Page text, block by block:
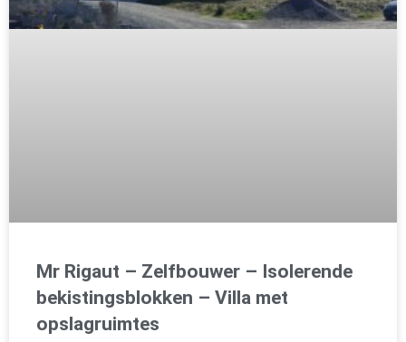
Mr Rigaut – Zelfbouwer – Isolerende
bekistingsblokken – Villa met
opslagruimtes